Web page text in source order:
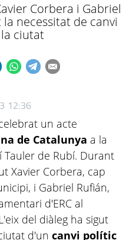
Corbera i Gabriel
necessitat de canvi
ciutat
12:36
un acte
de Catalunya a la
de Rubí. Durant
Xavier Corbera, cap
i Gabriel Rufián,
d'ERC al
del diàleg ha sigut
d'un canvi polític